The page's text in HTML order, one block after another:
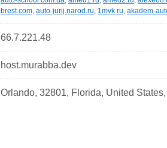
brest.com, auto-jurij.narod.ru, 1mvk.ru, akadem-
66.7.221.48
host.murabba.dev
Orlando, 32801, Florida, United